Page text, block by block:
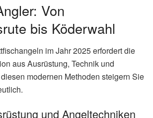
Von
bis Köderwahl
im Jahr 2025 erfordert die
aus Ausrüstung, Technik und
modernen Methoden steigern Sie
und Angeltechniken